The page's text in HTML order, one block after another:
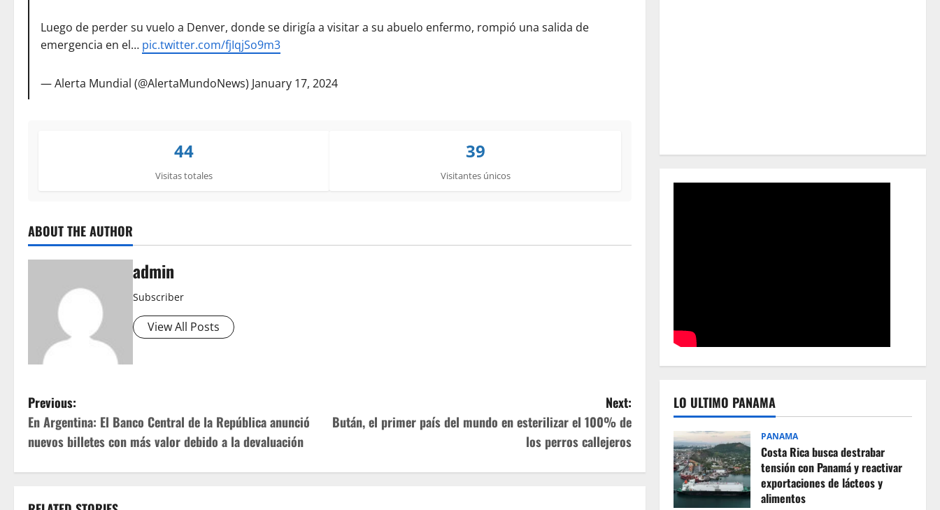
Luego de perder su vuelo a Denver, donde se dirigía a visitar a su abuelo enfermo, rompió una salida de
emergencia en el… pic.twitter.com/fjIqjSo9m3
— Alerta Mundial (@AlertaMundoNews) January 17, 2024
44
Visitas totales
39
Visitantes únicos
ABOUT THE AUTHOR
admin
Subscriber
View All Posts
P
o
s
Previous:
En Argentina: El Banco Central de la República anunció
nuevos billetes con más valor debido a la devaluación
Next:
Bután, el primer país del mundo en esterilizar el 100% de
los perros callejeros
LO ULTIMO PANAMA
PANAMA
Costa Rica busca destrabar
tensión con Panamá y reactivar
exportaciones de lácteos y
alimentos